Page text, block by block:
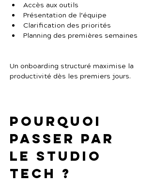
Accès aux outils
Présentation de l’équipe
Clarification des priorités
Planning des premières semaines
Un onboarding structuré maximise la
productivité dès les premiers jours.
Pourquoi
passer par
Le Studio
Tech ?